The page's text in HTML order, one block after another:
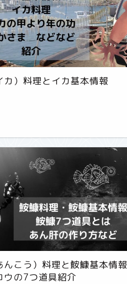
カ）料理とイカ基本情報
んこう）料理と鮟鱇基本情報
ウの7つ道具紹介